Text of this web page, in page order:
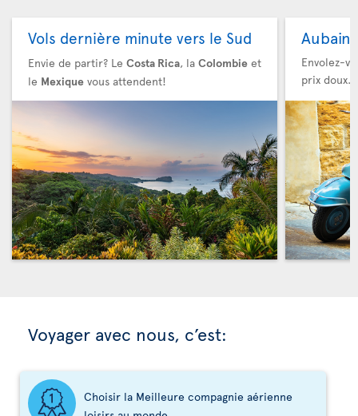
Vols dernière minute vers le Sud
Envie de partir? Le Costa Rica, la Colombie et
le Mexique vous attendent!
Envolez-
prix doux.
Voyager avec nous, c’est:
Choisir la Meilleure compagnie aérienne